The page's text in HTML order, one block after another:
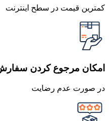
کمترین قیمت در سطح اینترنت
امکان مرجوع کردن
در صورت عدم رضایت